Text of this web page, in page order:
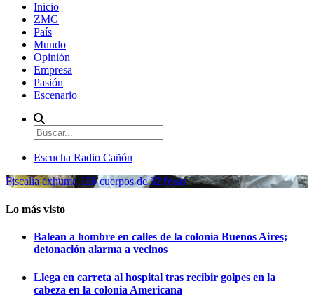
Inicio
ZMG
País
Mundo
Opinión
Empresa
Pasión
Escenario
Escucha Radio Cañón
Fiscalía exhuma 126 cuerpos de 32 fosas
Lo más visto
Balean a hombre en calles de la colonia Buenos Aires;
detonación alarma a vecinos
Llega en carreta al hospital tras recibir golpes en la
cabeza en la colonia Americana